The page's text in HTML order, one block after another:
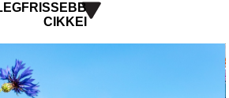
CIKKEI